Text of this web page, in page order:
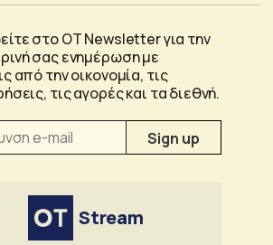
στο OT Newsletter για την
σας ενημέρωση με
από την οικονομία, τις
τις αγορές και τα διεθνή.
Stream